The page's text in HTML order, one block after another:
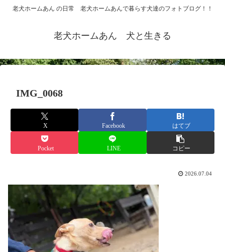
老犬ホームあん の日常 老犬ホームあんで暮らす犬達のフォトブログ！！
老犬ホームあん 犬と生きる
IMG_0068
X Facebook はてブ
Pocket LINE コピー
2026.07.04